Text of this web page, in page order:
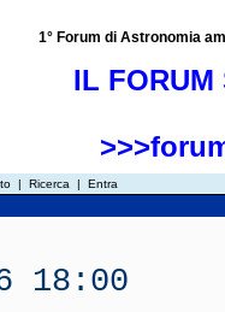
1° Forum di Astronomia
IL FORUM
| Ricerca | Entra
18:00